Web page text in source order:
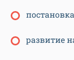
развитие